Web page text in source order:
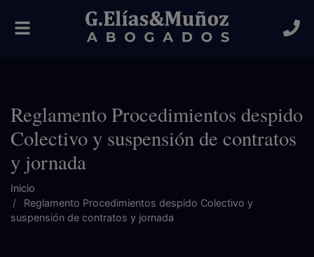
Alternar
navegación
Reglamento Procedimientos despido
Colectivo y suspensión de contratos
y jornada
Inicio
Reglamento Procedimientos despido Colectivo y
suspensión de contratos y jornada